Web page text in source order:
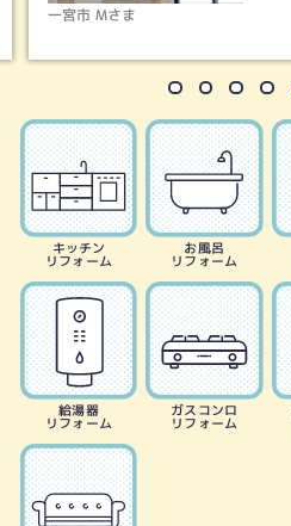
江南市 Ｆさま
キッチン
リフォーム
お風呂
リフォーム
給湯器
リフォーム
ガスコンロ
リフォーム